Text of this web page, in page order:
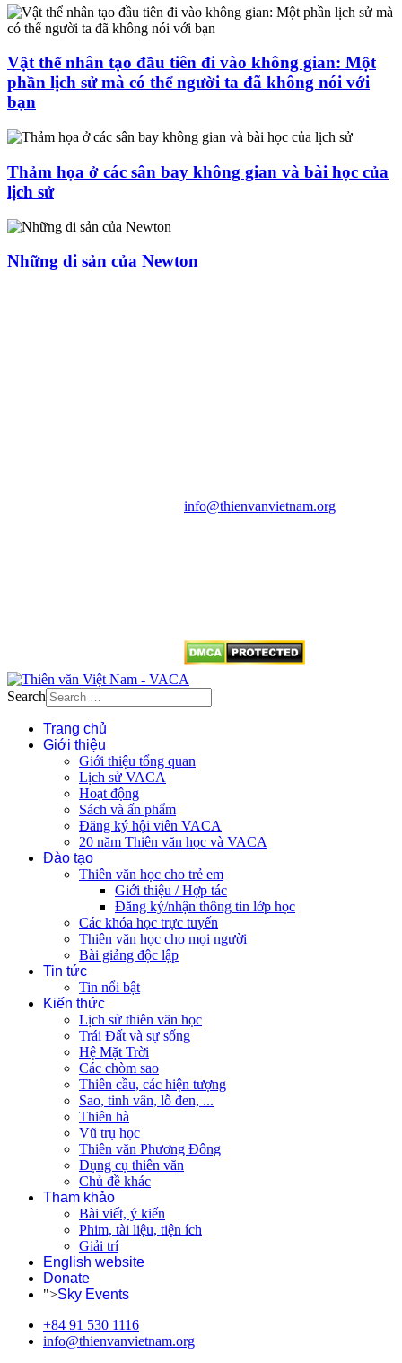
Vật thể nhân tạo đầu tiên đi vào không gian: Một
phần lịch sử mà có thể người ta đã không nói với
bạn
Thảm họa ở các sân bay không gian và bài học của
lịch sử
Những di sản của Newton
info@thienvanvietnam.org
Search
Trang chủ
Giới thiệu
Giới thiệu tổng quan
Lịch sử VACA
Hoạt động
Sách và ấn phẩm
Đăng ký hội viên VACA
20 năm Thiên văn học và VACA
Đào tạo
Thiên văn học cho trẻ em
Giới thiệu / Hợp tác
Đăng ký/nhận thông tin lớp học
Các khóa học trực tuyến
Thiên văn học cho mọi người
Bài giảng độc lập
Tin tức
Tin nổi bật
Kiến thức
Lịch sử thiên văn học
Trái Đất và sự sống
Hệ Mặt Trời
Các chòm sao
Thiên cầu, các hiện tượng
Sao, tinh vân, lỗ đen, ...
Thiên hà
Vũ trụ học
Thiên văn Phương Đông
Dụng cụ thiên văn
Chủ đề khác
Tham khảo
Bài viết, ý kiến
Phim, tài liệu, tiện ích
Giải trí
English website
Donate
">Sky Events
+84 91 530 1116
info@thienvanvietnam.org